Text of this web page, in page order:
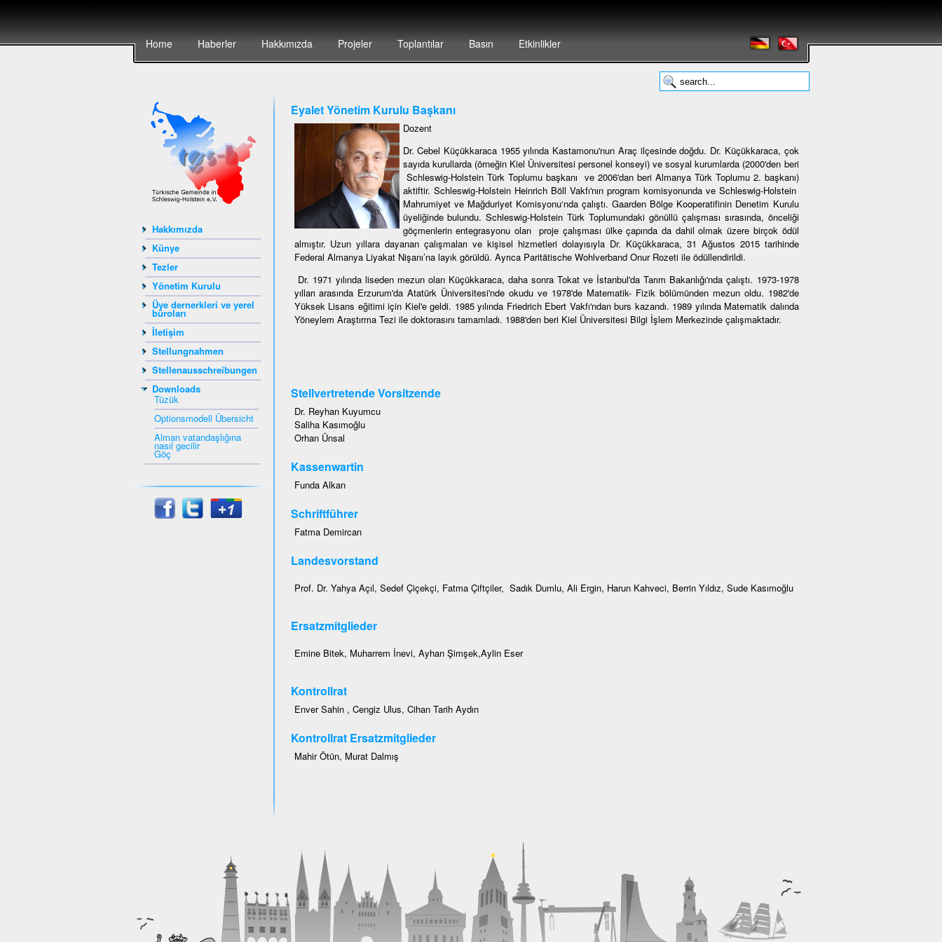
Home Haberler Hakkımızda Projeler Toplantılar Basın Etkinlikler
Hakkımızda
Künye
Tezler
Yönetim Kurulu
Üye dernerkleri ve yerel
büroları
İletişim
Stellungnahmen
Stellenausschreibungen
Downloads
Tüzük
Optionsmodell Übersicht
Alman vatandaşlığına
nasıl gecilir
Göç
Eyalet Yönetim Kurulu Başkanı
Dozent
Dr. Cebel Küçükkaraca 1955 yılında Kastamonu'nun Araç ilçesinde doğdu. Dr. Küçükkaraca, çok
sayıda kurullarda (örneğin Kiel Üniversitesi personel konseyi) ve sosyal kurumlarda (2000'den beri
Schleswig-Holstein Türk Toplumu başkanı ve 2006'dan beri Almanya Türk Toplumu 2. başkanı)
aktiftir. Schleswig-Holstein Heinrich Böll Vakfı'nın program komisyonunda ve Schleswig-Holstein
Mahrumiyet ve Mağduriyet Komisyonu‘nda çalıştı. Gaarden Bölge Kooperatifinin Denetim Kurulu
üyeliğinde bulundu. Schleswig-Holstein Türk Toplumundaki gönüllü çalışması sırasında, önceliği
göçmenlerin entegrasyonu olan proje çalışması ülke çapında da dahil olmak üzere birçok ödül
almıştır. Uzun yıllara dayanan çalışmaları ve kişisel hizmetleri dolayısıyla Dr. Küçükkaraca, 31 Ağustos 2015 tarihinde
Federal Almanya Liyakat Nişanı’na layık görüldü. Ayrıca Paritätische Wohlverband Onur Rozeti ile ödüllendirildi.
Dr. 1971 yılında liseden mezun olan Küçükkaraca, daha sonra Tokat ve İstanbul'da Tarım Bakanlığı'nda çalıştı. 1973-1978
yılları arasında Erzurum'da Atatürk Üniversitesi'nde okudu ve 1978'de Matematik- Fizik bölümünden mezun oldu. 1982'de
Yüksek Lisans eğitimi için Kiel'e geldi. 1985 yılında Friedrich Ebert Vakfı'ndan burs kazandı. 1989 yılında Matematik dalında
Yöneylem Araştırma Tezi ile doktorasını tamamladı. 1988'den beri Kiel Üniversitesi Bilgi İşlem Merkezinde çalışmaktadır.
Stellvertretende Vorsitzende
Dr. Reyhan Kuyumcu
Saliha Kasımoğlu
Orhan Ünsal
Kassenwartin
Funda Alkan
Schriftführer
Fatma Demircan
Landesvorstand
Prof. Dr. Yahya Açıl, Sedef Çiçekçi, Fatma Çiftçiler, Sadık Dumlu, Ali Ergin, Harun Kahveci, Berrin Yıldız, Sude Kasımoğlu
Ersatzmitglieder
Emine Bitek, Muharrem İnevi, Ayhan Şimşek,Aylin Eser
Kontrollrat
Enver Sahin , Cengiz Ulus, Cihan Tarih Aydın
Kontrollrat Ersatzmitglieder
Mahir Ötün, Murat Dalmış